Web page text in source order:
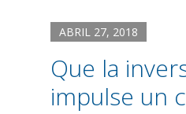
ABRIL 27, 2018
Que la
impulse un